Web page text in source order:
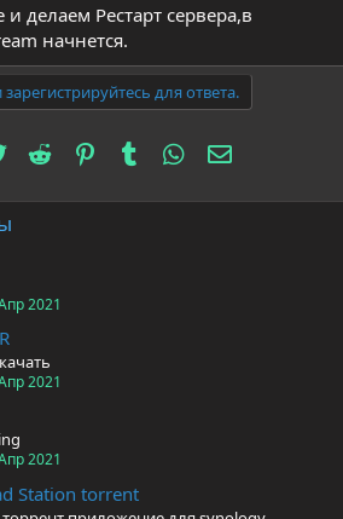
делаем Рестарт сервера,в
начнется.
для ответа.
Twitter Reddit PinterestTumblr WhatsApp
2021
2021
2021
Station torrent